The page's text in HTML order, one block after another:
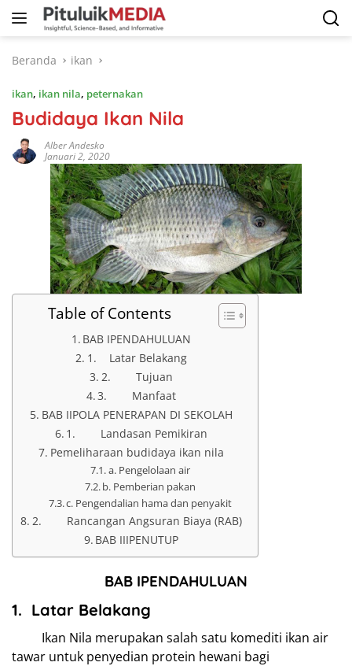
Langsung
Beranda
ikan
ikan, ikan nila, peternakan
Budidaya Ikan Nila
Alber Andesko
Januari 2, 2020
Table of Contents
BAB IPENDAHULUAN
1. Latar Belakang
2. Tujuan
3. Manfaat
BAB IIPOLA PENERAPAN DI SEKOLAH
1. Landasan Pemikiran
Pemeliharaan budidaya ikan nila
a. Pengelolaan air
b. Pemberian pakan
c. Pengendalian hama dan penyakit
2. Rancangan Angsuran Biaya (RAB)
BAB IIIPENUTUP
BAB IPENDAHULUAN
1. Latar Belakang
Ikan Nila merupakan salah satu komediti ikan air
tawar untuk penyedian protein hewani bagi